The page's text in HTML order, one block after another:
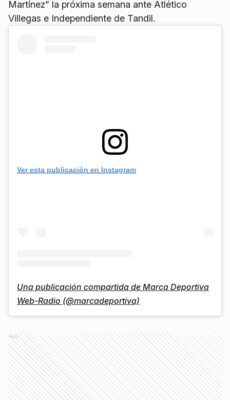
Martínez” la próxima semana ante Atlético
Villegas e Independiente de Tandil.
Ver esta publicación en Instagram
Una publicación compartida de Marca Deportiva
Web-Radio (@marcadeportiva)
Ads